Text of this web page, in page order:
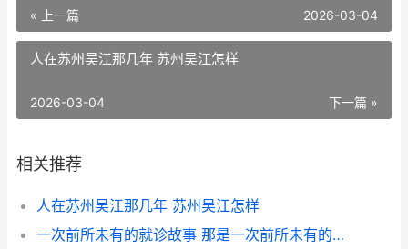
« 上一篇 2026-03-04
人在苏州吴江那几年 苏州吴江怎样
下一篇 »
2026-03-04
相关推荐
人在苏州吴江那几年 苏州吴江怎样
一次前所未有的就诊故事 那是一次前所未有的尝试450字